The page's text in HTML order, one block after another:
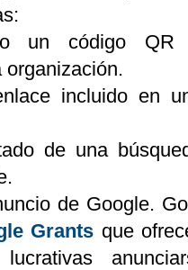
un código
organización.
incluido en
de una
de Google.
Grants que
lucrativas